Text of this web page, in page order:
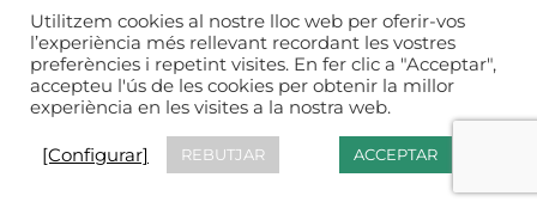
Unió Empresarial de l’Anoia (UEA)
Ctra. de Manresa, 131, 08700 – Igualada(Barcelona)
Tel 93 805 22 92
Contactar
Política
de cookies [Configurar]
Fet a Igualada per Aladetres
Utilitzem cookies al nostre lloc web per oferir-vos
l’experiència més rellevant recordant les vostres
preferències i repetint visites. En fer clic a "Acceptar",
accepteu l'ús de les cookies per obtenir la millor
experiència en les visites a la nostra web.
[Configurar] REBUTJAR ACCEPTAR